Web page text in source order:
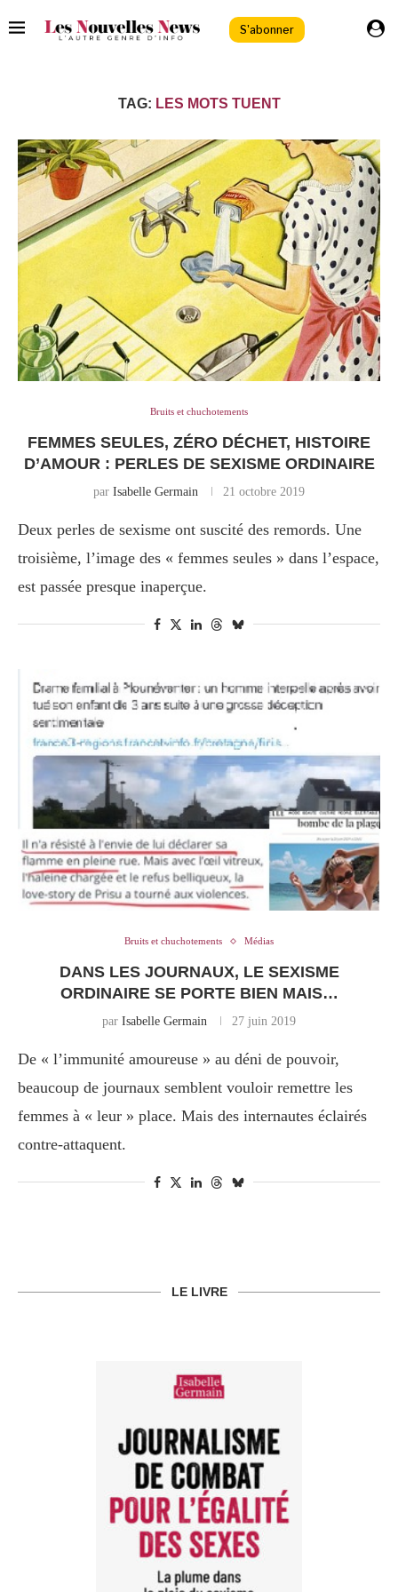
S'abonner
TAG: LES MOTS TUENT
Bruits et chuchotements
FEMMES SEULES, ZÉRO DÉCHET, HISTOIRE
D’AMOUR : PERLES DE SEXISME ORDINAIRE
par Isabelle Germain 21 octobre 2019
Deux perles de sexisme ont suscité des remords. Une
troisième, l’image des « femmes seules » dans l’espace,
est passée presque inaperçue.
Bruits et chuchotements Médias
DANS LES JOURNAUX, LE SEXISME
ORDINAIRE SE PORTE BIEN MAIS…
par Isabelle Germain 27 juin 2019
De « l’immunité amoureuse » au déni de pouvoir,
beaucoup de journaux semblent vouloir remettre les
femmes à « leur » place. Mais des internautes éclairés
contre-attaquent.
LE LIVRE